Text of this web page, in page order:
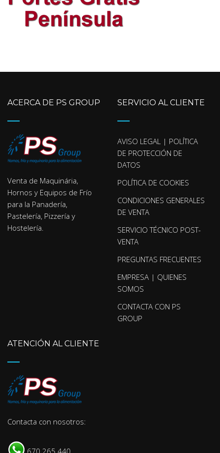
ACERCA DE PS GROUP
Venta de Maquinária,
Hornos y Equipos de Frío
para la Panadería,
Pastelería, Pizzería y
Hostelería.
SERVICIO AL CLIENTE
AVISO LEGAL | POLÍTICA
DE PROTECCIÓN DE
DATOS
POLÍTICA DE COOKIES
CONDICIONES GENERALES
DE VENTA
SERVICIO TÉCNICO POST-
VENTA
PREGUNTAS FRECUENTES
EMPRESA | QUIENES
SOMOS
CONTACTA CON PS
GROUP
ATENCIÓN AL CLIENTE
Contacta con nosotros:
670.265.440